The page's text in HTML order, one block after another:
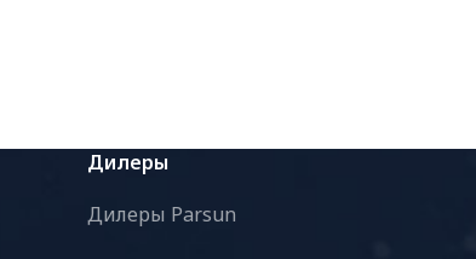
Дилеры
Дилеры Parsun